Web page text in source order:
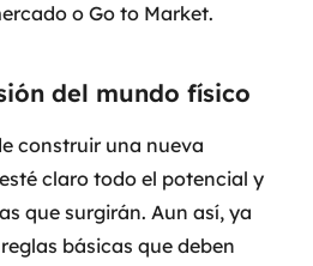
oGo to Market.
del mundo físico
construir una nueva
claro todo el potencial y
que surgirán. Aun así, ya
básicas que deben